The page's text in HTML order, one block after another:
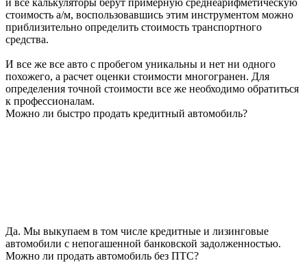
и все калькуляторы берут примерную среднеарифметическую
стоимость а/м, воспользовавшись этим инструментом можно
приблизительно определить стоимость транспортного
средства.
И все же все авто с пробегом уникальны и нет ни одного
похожего, а расчет оценки стоимости многогранен. Для
определения точной стоимости все же необходимо обратиться
к профессионалам.
Можно ли быстро продать кредитный автомобиль?
Да. Мы выкупаем в том числе кредитные и лизинговые
автомобили с непогашенной банковской задолженностью.
Можно ли продать автомобиль без ПТС?